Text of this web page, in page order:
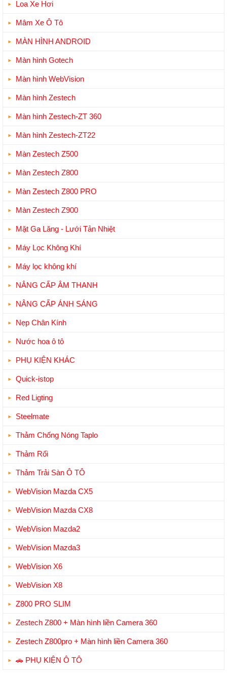
Loa Xe Hơi
Mâm Xe Ô Tô
MÀN HÌNH ANDROID
Màn hình Gotech
Màn hình WebVision
Màn hình Zestech
Màn hình Zestech-ZT 360
Màn hình Zestech-ZT22
Màn Zestech Z500
Màn Zestech Z800
Màn Zestech Z800 PRO
Màn Zestech Z900
Mặt Ga Lăng - Lưới Tản Nhiệt
Máy Lọc Không Khí
Máy lọc không khí
NÂNG CẤP ÂM THANH
NÂNG CẤP ÁNH SÁNG
Nẹp Chân Kính
Nước hoa ô tô
PHỤ KIỆN KHÁC
Quick-istop
Red Ligting
Steelmate
Thảm Chống Nóng Taplo
Thảm Rối
Thảm Trải Sàn Ô TÔ
WebVision Mazda CX5
WebVision Mazda CX8
WebVision Mazda2
WebVision Mazda3
WebVision X6
WebVision X8
Z800 PRO SLIM
Zestech Z800 + Màn hình liền Camera 360
Zestech Z800pro + Màn hình liền Camera 360
🚗 PHỤ KIỆN Ô TÔ